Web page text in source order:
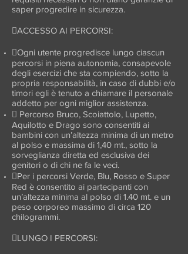
saper progredire in sicurezza.
ACCESSO AI PERCORSI:
Ogni utente progredisce lungo ciascun
percorsi in piena autonomia, consapevole
degli esercizi che sta compiendo, sotto la
propria responsabilità, in caso di dubbi e/o
timori egli è tenuto a chiamare il personale
addetto per ogni miglior assistenza.
 Percorso Bruco, Scoiattolo, Lupetto,
Aquilotto e Drago sono consentiti ai
bambini con un’altezza minima di un metro
al polso e massima di 1,40 mt., sotto la
sorveglianza diretta ed esclusiva dei
genitori o di chi ne fa le veci.
Per i percorsi Verde, Blu, Rosso e Super
Red è consentito ai partecipanti con
un’altezza minima al polso di 1.40 mt. e un
peso corporeo massimo di circa 120
chilogrammi.
LUNGO I PERCORSI: